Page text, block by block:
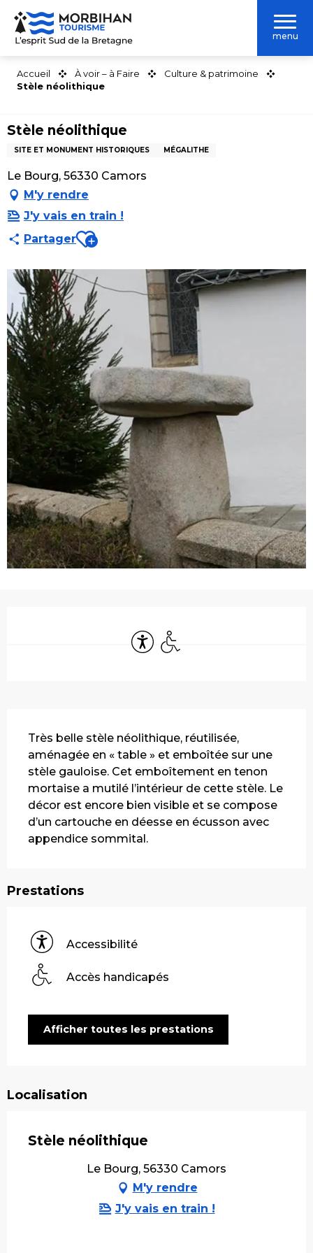
Aller
contenu
menu
Accueil À voir – à Faire
Culture & patrimoine
Stèle néolithique
Stèle néolithique
SITE ET MONUMENT HISTORIQUES MÉGALITHE
Le Bourg, 56330 Camors
M'y rendre
J'y vais en train !
PartagerAjouter aux favoris
AccessibilitéAccès handicapés
Très belle stèle néolithique, réutilisée,
aménagée en « table » et emboîtée sur une
stèle gauloise. Cet emboîtement en tenon
mortaise a mutilé l’intérieur de cette stèle. Le
décor est encore bien visible et se compose
d’un cartouche en déesse en écusson avec
appendice sommital.
Prestations
Accessibilité
Accès handicapés
Afficher toutes les prestations
Localisation
Stèle néolithique
Le Bourg, 56330 Camors
M'y rendre
J'y vais en train !